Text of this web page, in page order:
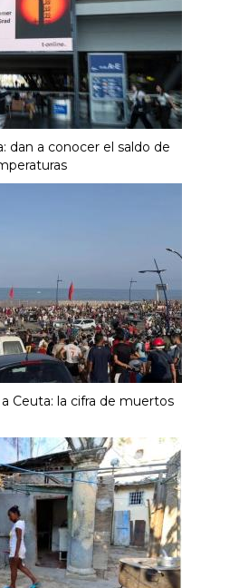
dan a conocer el saldo de
Ceuta: la cifra de muertos